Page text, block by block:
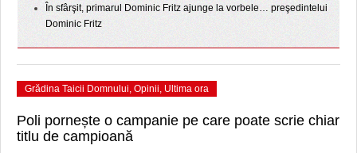
În sfârşit, primarul Dominic Fritz ajunge la vorbele… preşedintelui
Dominic Fritz
Grădina Taicii Domnului, Opinii, Ultima ora
Poli pornește o campanie pe care poate scrie chiar
titlu de campioană